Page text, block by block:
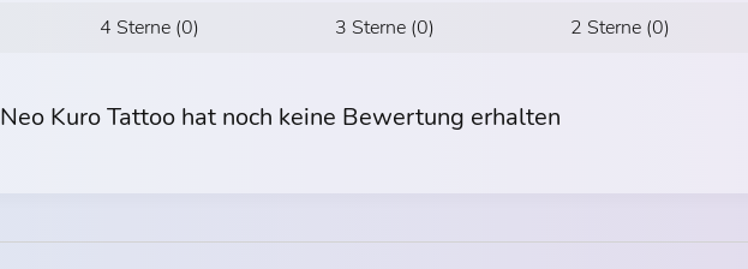
4 Sterne (0) 3 Sterne (0) 2 Sterne (0)
Neo Kuro Tattoo hat noch keine Bewertung erhalten